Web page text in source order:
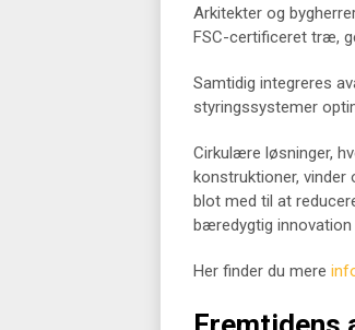
Arkitekter og
FSC-certificeret træ,
Samtidig integreres
styringssystemer
Cirkulære løsninger,
konstruktioner, vinder
blot med til at
bæredygtig innovation
Her finder du mere